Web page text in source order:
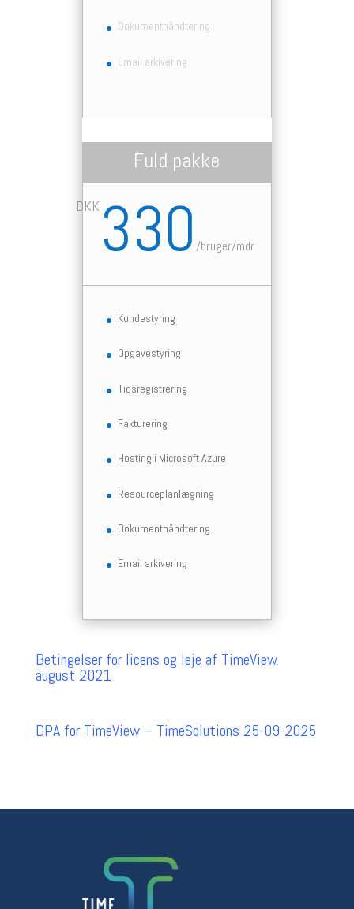
Dokumenthåndtering
Email arkivering
Fuld pakke
DKK 330 /bruger/mdr
Kundestyring
Opgavestyring
Tidsregistrering
Fakturering
Hosting i Microsoft Azure
Resourceplanlægning
Dokumenthåndtering
Email arkivering
Betingelser for licens og leje af TimeView,
august 2021
DPA for TimeView – TimeSolutions 25-09-2025